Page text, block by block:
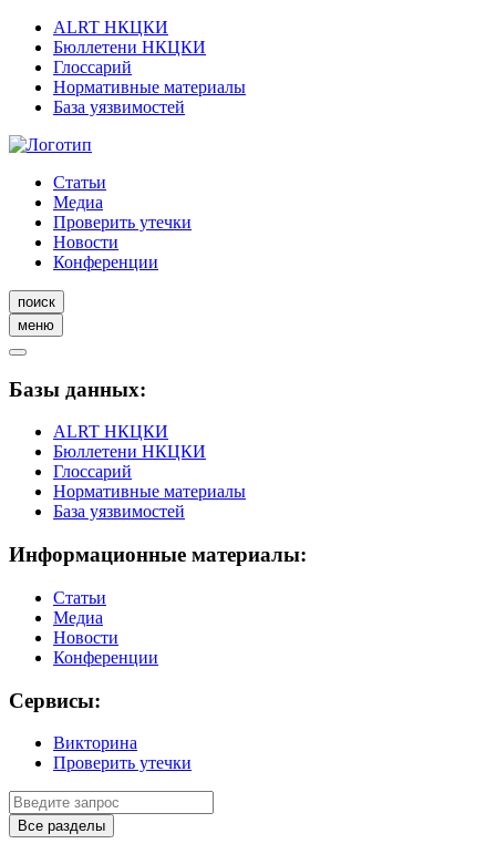
ALRT НКЦКИ
Бюллетени НКЦКИ
Глоссарий
Нормативные материалы
База уязвимостей
Статьи
Медиа
Проверить утечки
Новости
Конференции
поиск
меню
Базы данных:
ALRT НКЦКИ
Бюллетени НКЦКИ
Глоссарий
Нормативные материалы
База уязвимостей
Информационные материалы:
Статьи
Медиа
Новости
Конференции
Сервисы:
Викторина
Проверить утечки
Все разделы